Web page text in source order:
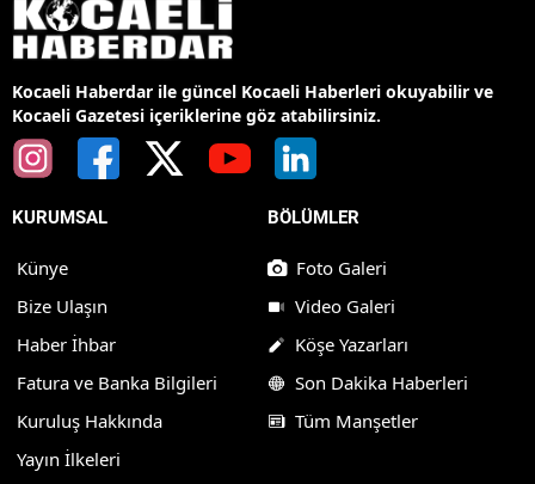
Kocaeli Haberdar ile güncel Kocaeli Haberleri okuyabilir ve
Kocaeli Gazetesi içeriklerine göz atabilirsiniz.
KURUMSAL
Künye
Bize Ulaşın
Haber İhbar
Fatura ve Banka Bilgileri
Kuruluş Hakkında
Yayın İlkeleri
BÖLÜMLER
Foto Galeri
Video Galeri
Köşe Yazarları
Son Dakika Haberleri
Tüm Manşetler